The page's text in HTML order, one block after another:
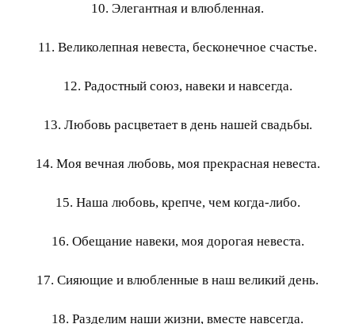
10. Элегантная и влюбленная.
11. Великолепная невеста, бесконечное счастье.
12. Радостный союз, навеки и навсегда.
13. Любовь расцветает в день нашей свадьбы.
14. Моя вечная любовь, моя прекрасная невеста.
15. Наша любовь, крепче, чем когда-либо.
16. Обещание навеки, моя дорогая невеста.
17. Сияющие и влюбленные в наш великий день.
18. Разделим наши жизни, вместе навсегда.